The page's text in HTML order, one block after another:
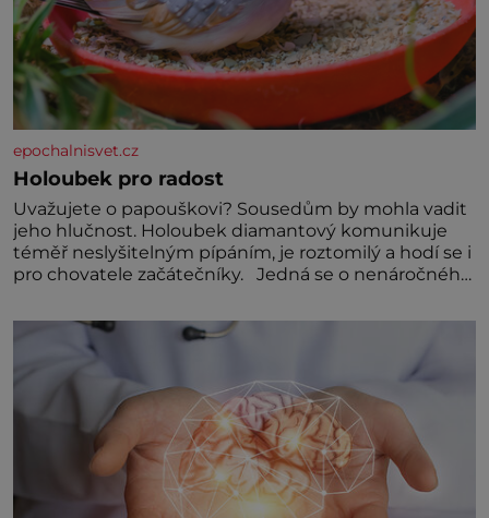
epochalnisvet.cz
Holoubek pro radost
Uvažujete o papouškovi? Sousedům by mohla vadit
jeho hlučnost. Holoubek diamantový komunikuje
téměř neslyšitelným pípáním, je roztomilý a hodí se i
pro chovatele začátečníky. Jedná se o nenáročného
Hodně času tráví na zemi, kde sbírá zbytky semínek
Jeho domovinou je prakticky celá Austrálie s
výjimkou pobřežní oblasti.